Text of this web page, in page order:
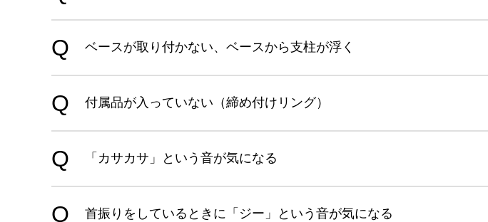
ベースが取り付かない、ベースから支柱が浮く
付属品が入っていない（締め付けリング）
「カサカサ」という音が気になる
首振りをしているときに「ジー」という音が気になる